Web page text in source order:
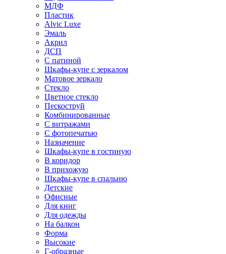
МДФ
Пластик
Alvic Luxe
Эмаль
Акрил
ДСП
С патиной
Шкафы-купе с зеркалом
Матовое зеркало
Стекло
Цветное стекло
Пескоструй
Комбинированные
С витражами
С фотопечатью
Назначение
Шкафы-купе в гостиную
В коридор
В прихожую
Шкафы-купе в спальню
Детские
Офисные
Для книг
Для одежды
На балкон
Форма
Высокие
Г-образные